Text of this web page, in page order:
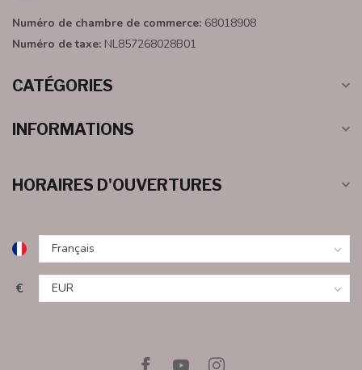
Numéro de chambre de commerce: 68018908
Numéro de taxe: NL857268028B01
CATÉGORIES
INFORMATIONS
HORAIRES D'OUVERTURES
€